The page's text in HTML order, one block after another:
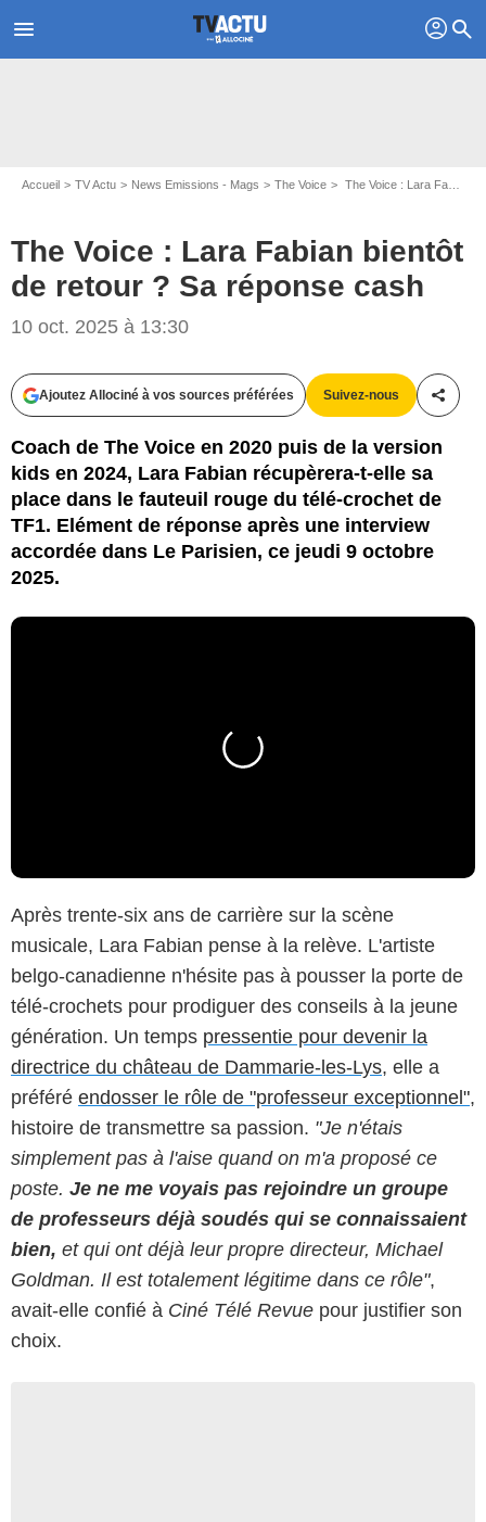
menu profil search
Accueil TV Actu News Emissions - Mags The Voice The Voice : Lara Fabian bientôt de retour ? Sa réponse cash
The Voice : Lara Fabian bientôt
de retour ? Sa réponse cash
10 oct. 2025 à 13:30
Ajoutez Allociné à vos sources préférées Suivez-nous
Coach de The Voice en 2020 puis de la version
kids en 2024, Lara Fabian récupèrera-t-elle sa
place dans le fauteuil rouge du télé-crochet de
TF1. Elément de réponse après une interview
accordée dans Le Parisien, ce jeudi 9 octobre
2025.
Après trente-six ans de carrière sur la scène
musicale, Lara Fabian pense à la relève. L'artiste
belgo-canadienne n'hésite pas à pousser la porte de
télé-crochets pour prodiguer des conseils à la jeune
génération. Un temps pressentie pour devenir la
directrice du château de Dammarie-les-Lys, elle a
préféré endosser le rôle de "professeur exceptionnel",
histoire de transmettre sa passion. "Je n'étais
simplement pas à l'aise quand on m'a proposé ce
poste. Je ne me voyais pas rejoindre un groupe
de professeurs déjà soudés qui se connaissaient
bien, et qui ont déjà leur propre directeur, Michael
Goldman. Il est totalement légitime dans ce rôle",
avait-elle confié à Ciné Télé Revue pour justifier son
choix.